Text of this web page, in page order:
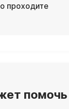
проходите